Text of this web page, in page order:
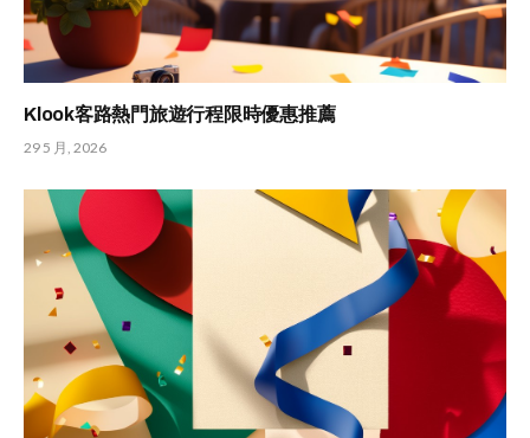
Klook客路熱門旅遊行程限時優惠推薦
29 5 月, 2026